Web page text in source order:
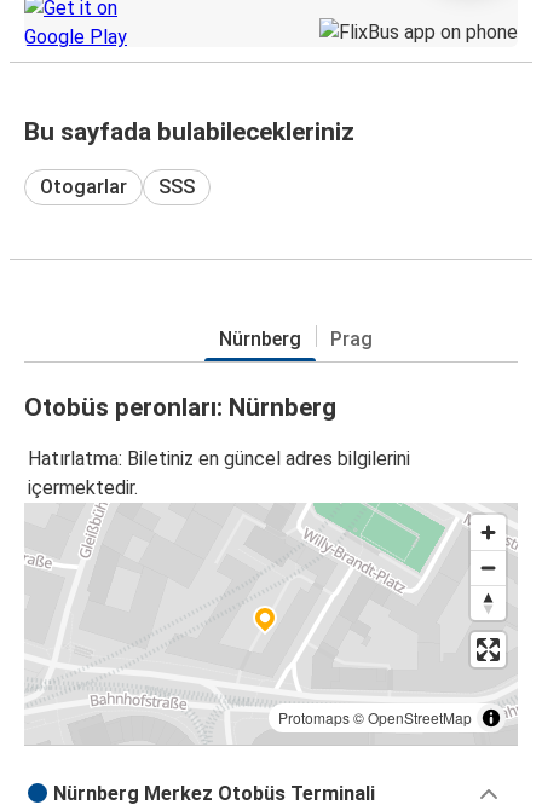
Bu sayfada bulabilecekleriniz
Otogarlar SSS
Nürnberg Prag
Otobüs peronları: Nürnberg
Hatırlatma: Biletiniz en güncel adres bilgilerini
içermektedir.
Protomaps©OpenStreetMap
Nürnberg Merkez Otobüs Terminali